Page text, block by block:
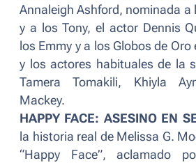
Annaleigh Ashford, nominada a
y a los Tony, el actor Dennis
los Emmy y a los Globos de
y los actores habituales de la
Tamera Tomakili, Khiyla
Mackey.
HAPPY FACE: ASESINO EN
la historia real de Melissa G.
“Happy Face”, aclamado